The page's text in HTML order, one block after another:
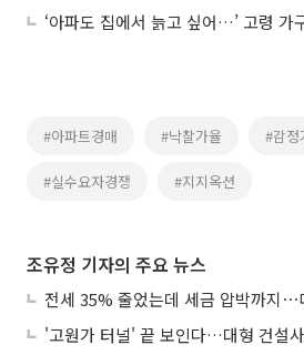
‘아파도 집에서 늙고 싶어…’ 고령 가
#아파트경매 #낙찰가율 #감정
#실수요자경쟁 #지지옥션
조유정 기자의 주요 뉴스